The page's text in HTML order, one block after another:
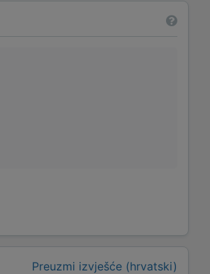
Preuzmi izvješće (hrvatski)